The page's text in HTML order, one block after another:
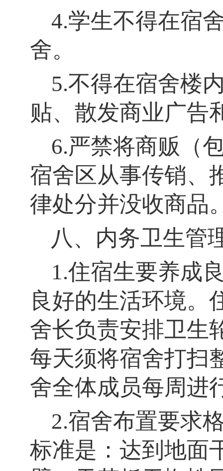
4.学生不得在宿
舍。
5.不得在宿舍楼
贴、散发商业广告
6.严禁将商贩（
宿舍区从事传销、
律处分并没收商品
八、内务卫生管
1.住宿生要养成
良好的生活环境。
舍长负责安排卫生
每天须将宿舍打扫
舍全体成员每周进
2.宿舍布置要求
标准是：达到地面